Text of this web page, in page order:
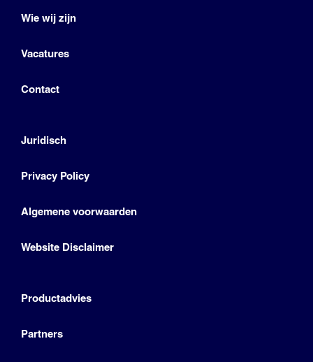
Wie wij zijn
Vacatures
Contact
Juridisch
Privacy Policy
Algemene voorwaarden
Website Disclaimer
Productadvies
Partners